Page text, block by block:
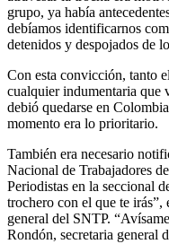
grupo, ya había
debíamos identificarnos
detenidos y despojados de
Con esta convicción, tanto
cualquier indumentaria que
debió quedarse en
momento era lo prioritario.
También era necesario
Nacional de Trabajadores
Periodistas en la seccional
trochero con el que te
general del SNTP.
Rondón, secretaria general